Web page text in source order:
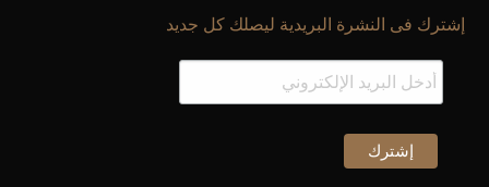
إشترك فى النشرة البريدية ليصلك كل جديد